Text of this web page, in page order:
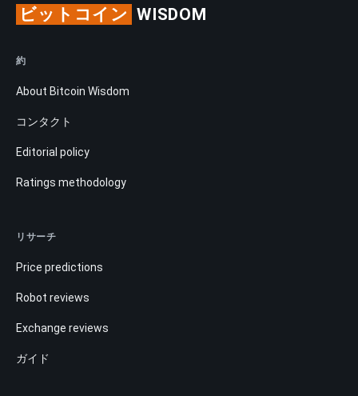
ビットコイン WISDOM
約
About Bitcoin Wisdom
コンタクト
Editorial policy
Ratings methodology
リサーチ
Price predictions
Robot reviews
Exchange reviews
ガイド